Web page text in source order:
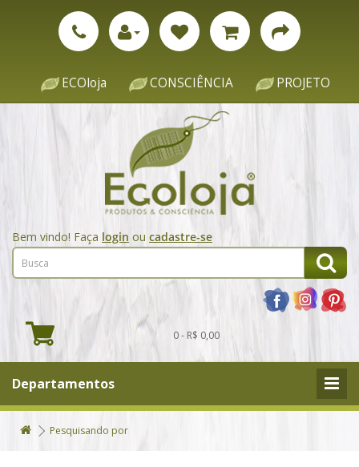
ECOloja CONSCIÊNCIA PROJETO
Bem vindo! Faça login ou cadastre-se
0 - R$ 0,00
Departamentos
Pesquisando por